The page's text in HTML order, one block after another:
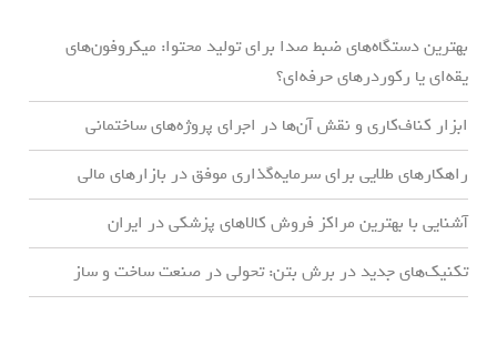
بهترین دستگاه‌های ضبط صدا برای تولید محتوا: میکروفون‌های
یقه‌ای یا رکوردرهای حرفه‌ای؟
ابزار کناف‌کاری و نقش آن‌ها در اجرای پروژه‌های ساختمانی
راهکارهای طلایی برای سرمایه‌گذاری موفق در بازارهای مالی
آشنایی با بهترین مراکز فروش کالاهای پزشکی در ایران
تکنیک‌های جدید در برش بتن: تحولی در صنعت ساخت و ساز